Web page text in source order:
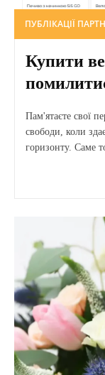
ПУБЛІКАЦІЇ
Купити
Пам'ятаєте свої
свободи, коли
горизонту. Саме